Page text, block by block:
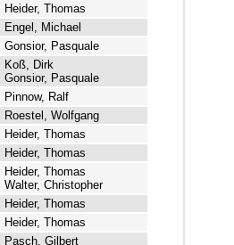
Heider, Thomas
Engel, Michael
Gonsior, Pasquale
Koß, Dirk
Gonsior, Pasquale
Pinnow, Ralf
Roestel, Wolfgang
Heider, Thomas
Heider, Thomas
Heider, Thomas
Walter, Christopher
Heider, Thomas
Heider, Thomas
Pasch, Gilbert